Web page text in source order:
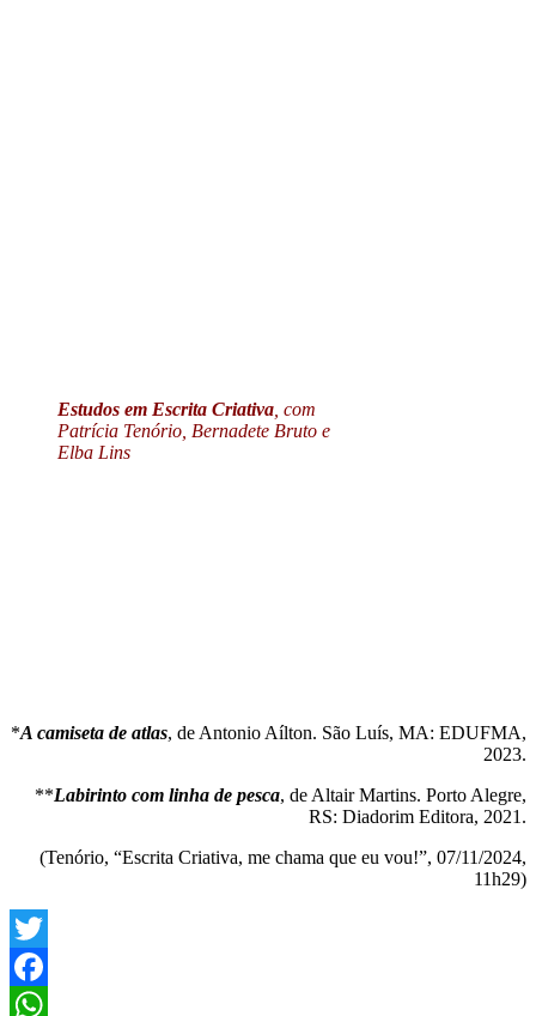
Estudos em Escrita Criativa , com
Patrícia Tenório, Bernadete Bruto e
Elba Lins
*A camiseta de atlas, de Antonio Aílton. São Luís, MA: EDUFMA,
2023.
**Labirinto com linha de pesca, de Altair Martins. Porto Alegre,
RS: Diadorim Editora, 2021.
(Tenório, “Escrita Criativa, me chama que eu vou!”, 07/11/2024,
11h29)
Twitter
Facebook